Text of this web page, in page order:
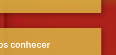
conhecer